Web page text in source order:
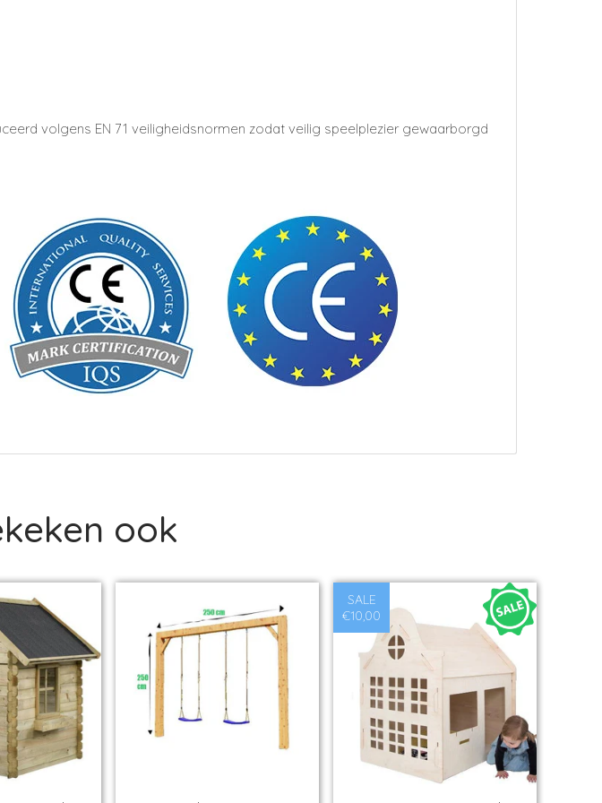
volgens EN 71 veiligheidsnormen zodat veilig speelplezier gewaarborgd
ook
SALE
€10,00